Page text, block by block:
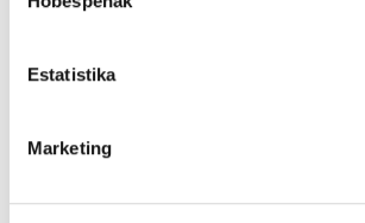
Estatistika
Marketing